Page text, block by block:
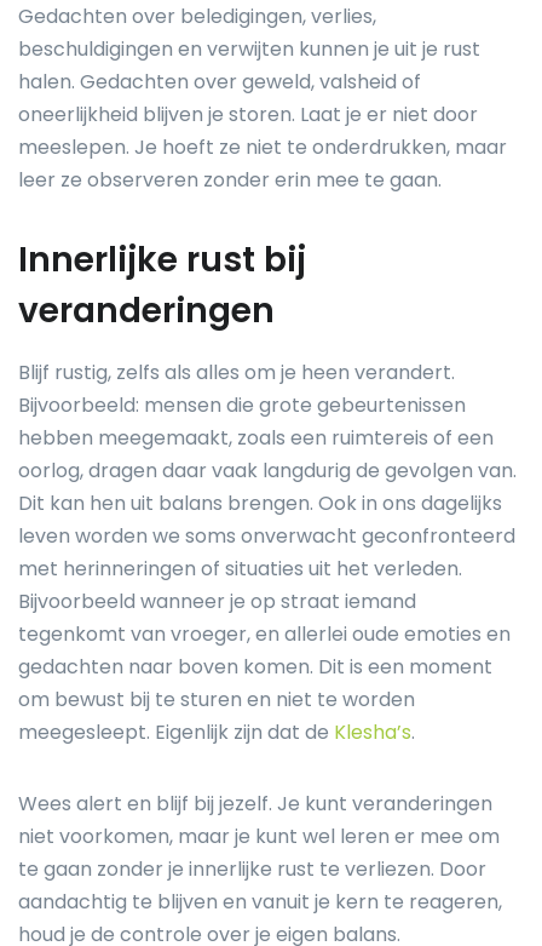
Gedachten over beledigingen, verlies,
beschuldigingen en verwijten kunnen je uit je rust
halen. Gedachten over geweld, valsheid of
oneerlijkheid blijven je storen. Laat je er niet door
meeslepen. Je hoeft ze niet te onderdrukken, maar
leer ze observeren zonder erin mee te gaan.
Innerlijke rust bij
veranderingen
Blijf rustig, zelfs als alles om je heen verandert.
Bijvoorbeeld: mensen die grote gebeurtenissen
hebben meegemaakt, zoals een ruimtereis of een
oorlog, dragen daar vaak langdurig de gevolgen van.
Dit kan hen uit balans brengen. Ook in ons dagelijks
leven worden we soms onverwacht geconfronteerd
met herinneringen of situaties uit het verleden.
Bijvoorbeeld wanneer je op straat iemand
tegenkomt van vroeger, en allerlei oude emoties en
gedachten naar boven komen. Dit is een moment
om bewust bij te sturen en niet te worden
meegesleept. Eigenlijk zijn dat de Klesha’s.
Wees alert en blijf bij jezelf. Je kunt veranderingen
niet voorkomen, maar je kunt wel leren er mee om
te gaan zonder je innerlijke rust te verliezen. Door
aandachtig te blijven en vanuit je kern te reageren,
houd je de controle over je eigen balans.